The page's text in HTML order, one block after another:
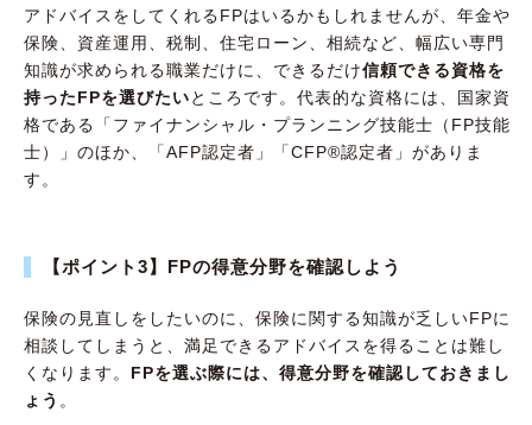
アドバイスをしてくれるFPはいるかもしれませんが、年金や
保険、資産運用、税制、住宅ローン、相続など、幅広い専門
知識が求められる職業だけに、できるだけ信頼できる資格を
持ったFPを選びたいところです。代表的な資格には、国家資
格である「ファイナンシャル・プランニング技能士（FP技能
士）」のほか、「AFP認定者」「CFP®認定者」がありま
す。
【ポイント3】FPの得意分野を確認しよう
保険の見直しをしたいのに、保険に関する知識が乏しいFPに
相談してしまうと、満足できるアドバイスを得ることは難し
くなります。 FPを選ぶ際には、得意分野を確認しておきまし
ょう 。